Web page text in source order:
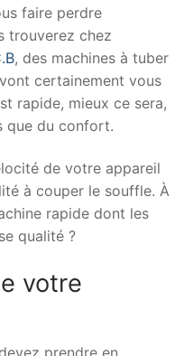
faire perdre
trouverez chez
, des machines à tuber
certainement vous
rapide, mieux ce sera,
que du confort.
de votre appareil
à couper le souffle. À
rapide dont les
qualité ?
votre
prendre en